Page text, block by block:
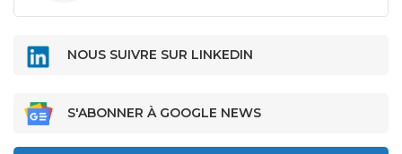
NOUS SUIVRE SUR LINKEDIN
S'ABONNER À GOOGLE NEWS